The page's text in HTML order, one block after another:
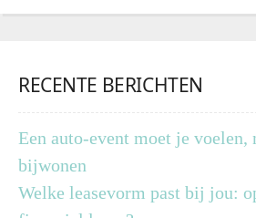
RECENTE BERICHTEN
Een auto-event moet je voelen,
bijwonen
Welke leasevorm past bij jou: